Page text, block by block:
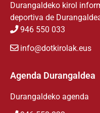
Durangaldeko kirol
deportiva de
946 550 033
info@dotkirolak.eus
Agenda Durangaldea
Durangaldeko agenda